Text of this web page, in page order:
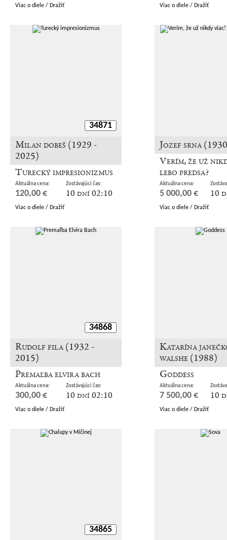
Viac o diele / Dražiť Viac o diele / Dražiť
34871
Milan dobeš (1929 -
2025)
Turecký impresionizmus
Aktuálna cena:
120,00 €
Zostávajúci čas:
10 dní 02:10
Viac o diele / Dražiť
Jozef srna
Verím, že už
lebo predsa?
Aktuálna cena:
5 000,00 € 10
Viac o diele / Dražiť
34868
Rudolf fila (1932 -
2015)
Premaľba elvira bach
Aktuálna cena:
300,00 €
Zostávajúci čas:
10 dní 02:10
Viac o diele / Dražiť
Katarína
walshe (1988)
Goddess
Aktuálna cena:
7 500,00 € 10
Viac o diele / Dražiť
34865